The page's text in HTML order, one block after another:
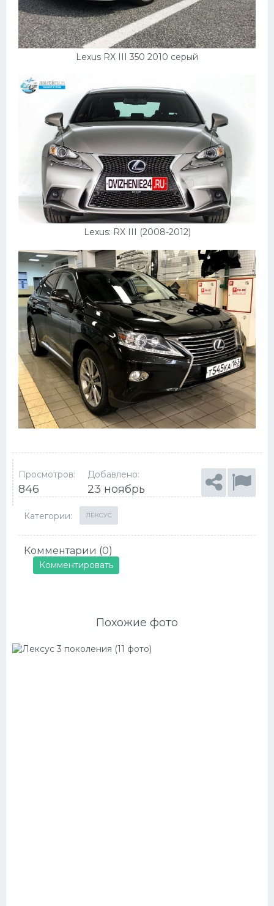
Lexus RX III 350 2010 серый
Lexus: RX III (2008-2012)
Просмотров:
846
Добавлено:
23 ноябрь
Категории: ЛЕКСУС
Комментарии (0)
Комментировать
Похожие фото